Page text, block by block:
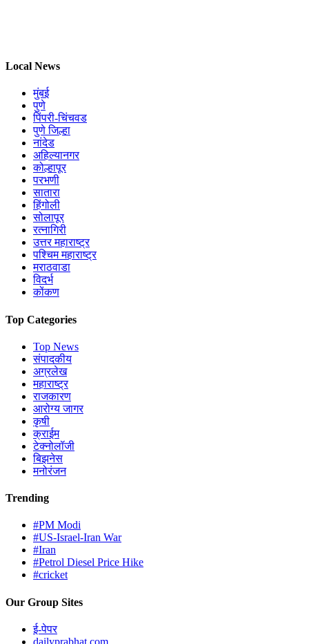
Local News
मुंबई
पुणे
पिंपरी-चिंचवड
पुणे जिल्हा
नांदेड
अहिल्यानगर
कोल्हापूर
परभणी
सातारा
हिंगोली
सोलापूर
रत्नागिरी
उत्तर महाराष्ट्र
पश्चिम महाराष्ट्र
मराठवाडा
विदर्भ
कोंकण
Top Categories
Top News
संपादकीय
अग्रलेख
महाराष्ट्र
राजकारण
आरोग्य जागर
कृषी
क्राईम
टेक्नोलॉजी
बिझनेस
मनोरंजन
Trending
#PM Modi
#US-Israel-Iran War
#Iran
#Petrol Diesel Price Hike
#cricket
Our Group Sites
ई-पेपर
dailyprabhat.com